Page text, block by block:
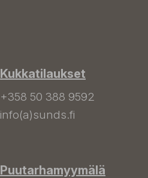
Kukkatilaukset
+358 50 388 9592
info(a)sunds.fi
Puutarhamyymälä